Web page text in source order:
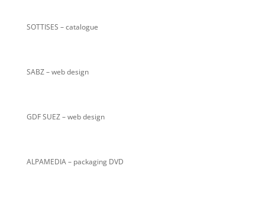
SOTTISES – catalogue
SABZ– web design
GDF SUEZ – web design
ALPAMEDIA – packaging DVD